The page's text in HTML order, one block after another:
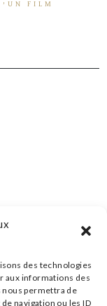
des technologies
aux informations des
nous permettra de
navigation ou les ID
FILM